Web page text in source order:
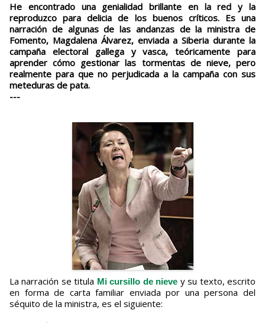
He encontrado una genialidad brillante en la red y la
reproduzco para delicia de los buenos críticos. Es una
narración de algunas de las andanzas de la ministra de
Fomento, Magdalena Álvarez, enviada a Siberia durante la
campaña electoral gallega y vasca, teóricamente para
aprender cómo gestionar las tormentas de nieve, pero
realmente para que no perjudicada a la campaña con sus
meteduras de pata.
---
La narración se titula Mi cursillo de nieve y su texto, escrito
en forma de carta familiar enviada por una persona del
séquito de la ministra, es el siguiente: